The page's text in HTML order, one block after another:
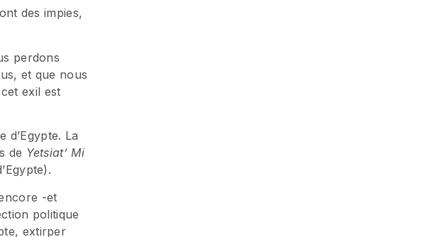
des impies,
perdons
et que nous
exil est
La
de Yetsiat’ Mi
-et
politique
extirper